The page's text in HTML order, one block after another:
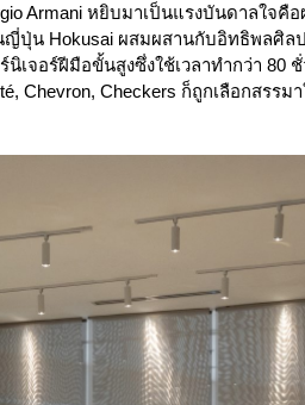
Armani หยิบมาเป็นแรงบันดาลใจคื
ญี่ปุ่น Hokusai ผสมผสานกับอิทธิพลศิล
นิเจอร์ฝีมือขั้นสูงซึ่งใช้เวลาทำกว่า 80
Chevron, Checkers ก็ถูกเลือกสรรม